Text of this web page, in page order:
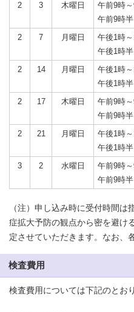
2
3 木曜日
午前9時
午前9時
2
7 月曜日
午後1時
午後1時
2
14 月曜日
午後1時
午後1時
2
17 木曜日
午前9時
午前9時
2
21 月曜日
午後1時
午後1時
3
2 水曜日
午前9時
午前9時
（注）申し込み時に受付時間
症拡大予防の観点から密を避け
定させていただきます。なお、
検査費用
検査費用については下記のとお